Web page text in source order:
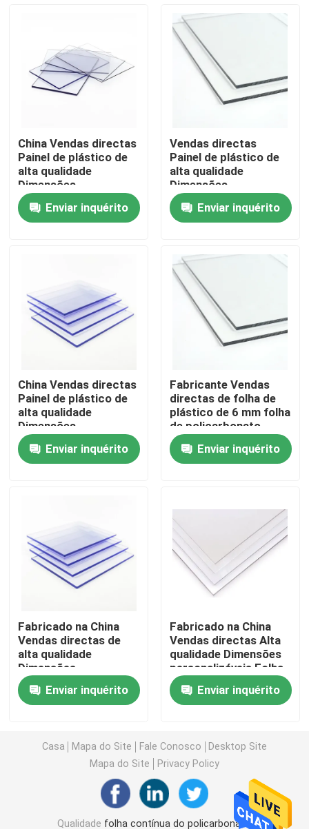
Produtos
vídeos
Excursão da fábrica
Controle da qualidade
Contacte-nos
Notícia
folha contínua do policarbonato
folha da cavidade do policarbonato
folha ondulada do policarbonato
Folha acrílica plástica
Folha do policarbonato do favo de mel
China Vendas directas
Painel de plástico de
alta qualidade
Dimensões
personalizáveis Folha
de plástico
transparente Folha de
Enviar inquérito
Vendas directas
Painel de plástico de
alta qualidade
Dimensões
personalizáveis Folha
de plástico
transparente Folha de
Enviar inquérito
China Vendas directas
Painel de plástico de
alta qualidade
Dimensões
personalizáveis Folha
de plástico
transparente Folha de
Enviar inquérito
Fabricante Vendas
directas de folha de
plástico de 6 mm folha
de policarbonato
sólido
Enviar inquérito
Fabricado na China
Vendas directas de
alta qualidade
Dimensões
personalizáveis Folha
de plástico
transparente Folha
Enviar inquérito
Fabricado na China
Vendas directas Alta
qualidade Dimensões
personalizáveis Folha
de plástico
transparente Folha
sólida de
Enviar inquérito
Casa Mapa do Site Fale Conosco
Desktop Site
Mapa do Site
Privacy Policy
Qualidade folha contínua do policarbonato